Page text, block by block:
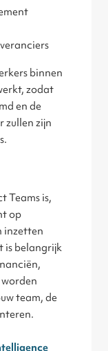
binnen
zodat
en de
zullen zijn
Teams is,
op
inzetten
is belangrijk
team, de